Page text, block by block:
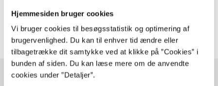
Hjemmesiden bruger cookies
Vi bruger cookies til besøgsstatistik og optimering af
brugervenlighed. Du kan til enhver tid ændre eller
tilbagetrække dit samtykke ved at klikke på ”Cookies” i
bunden af siden. Du kan læse mere om de anvendte
cookies under ”Detaljer”.
Artiklerne i handler ofte om